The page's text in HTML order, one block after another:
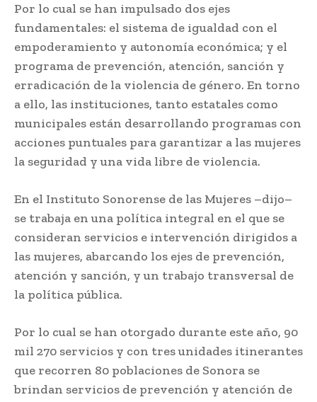
Por lo cual se han impulsado dos ejes
fundamentales: el sistema de igualdad con el
empoderamiento y autonomía económica; y el
programa de prevención, atención, sanción y
erradicación de la violencia de género. En torno
a ello, las instituciones, tanto estatales como
municipales están desarrollando programas con
acciones puntuales para garantizar a las mujeres
la seguridad y una vida libre de violencia.
En el Instituto Sonorense de las Mujeres –dijo–
se trabaja en una política integral en el que se
consideran servicios e intervención dirigidos a
las mujeres, abarcando los ejes de prevención,
atención y sanción, y un trabajo transversal de
la política pública.
Por lo cual se han otorgado durante este año, 90
mil 270 servicios y con tres unidades itinerantes
que recorren 80 poblaciones de Sonora se
brindan servicios de prevención y atención de